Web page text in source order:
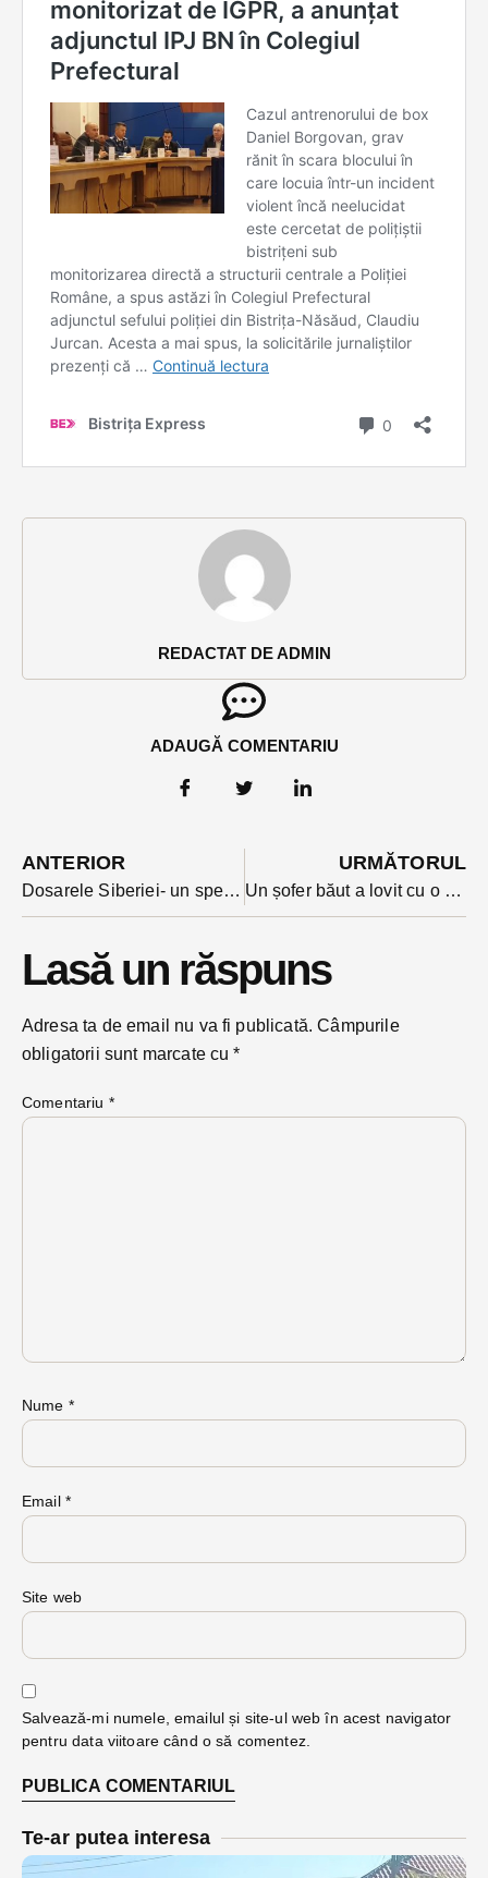
REDACTAT DE ADMIN
ADAUGĂ COMENTARIU
ANTERIOR
Dosarele Siberiei- un spectacol document despre copleșitoarea suferință a deportării sovietice, miercuri la Palatul Culturii
URMĂTORUL
Un șofer băut a lovit cu o autoutilitară trei fete care se deplasau pe marginea drumului, după ce mașina s-a răsturnat
Lasă un răspuns
Adresa ta de email nu va fi publicată. Câmpurile
obligatorii sunt marcate cu*
Comentariu *
Nume *
Email *
Site web
Salvează-mi numele, emailul și site-ul web în acest navigator
pentru data viitoare când o să comentez.
Te-ar putea interesa